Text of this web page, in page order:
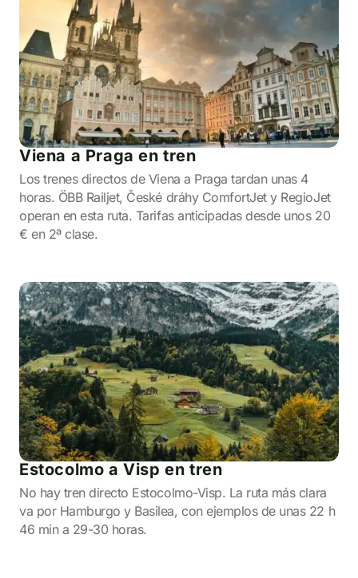
Viena a Praga en tren
Los trenes directos de Viena a Praga tardan unas 4
horas. ÖBB Railjet, České dráhy ComfortJet y RegioJet
operan en esta ruta. Tarifas anticipadas desde unos 20
€ en 2ª clase.
Estocolmo a Visp en tren
No hay tren directo Estocolmo-Visp. La ruta más clara
va por Hamburgo y Basilea, con ejemplos de unas 22 h
46 min a 29-30 horas.